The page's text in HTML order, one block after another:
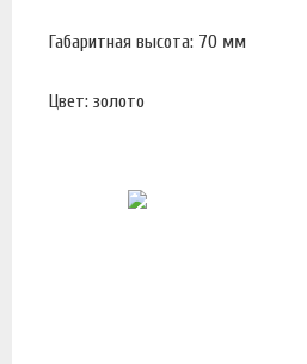
Габаритная высота: 70 мм
Цвет: золото